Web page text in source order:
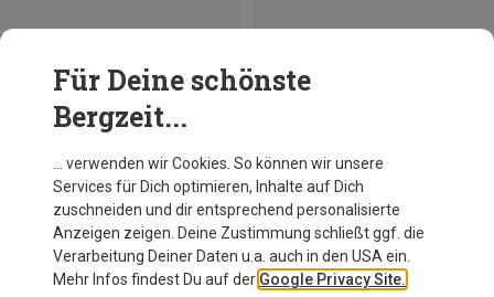
Du sparst 17%
Für Deine schönste
Bergzeit...
… verwenden wir Cookies. So können wir unsere
Services für Dich optimieren, Inhalte auf Dich
zuschneiden und dir entsprechend personalisierte
Anzeigen zeigen. Deine Zustimmung schließt ggf. die
Verarbeitung Deiner Daten u.a. auch in den USA ein.
Mehr Infos findest Du auf der Google Privacy Site.